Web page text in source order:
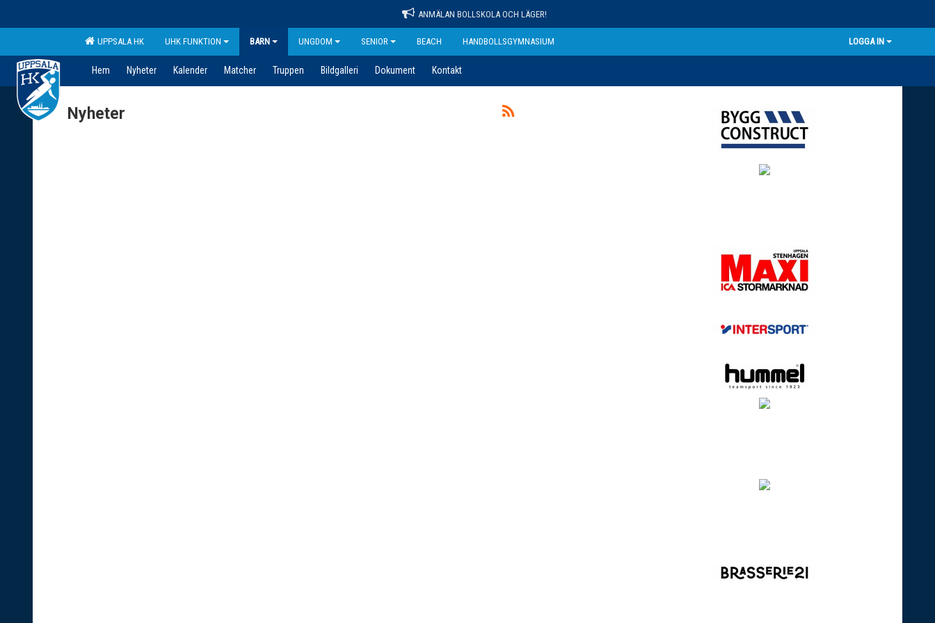
ANMÄLAN BOLLSKOLA OCH LÄGER!
UPPSALA HK UHK FUNKTION BARN UNGDOM SENIOR BEACH HANDBOLLSGYMNASIUM LOGGA IN
Hem Nyheter Kalender Matcher Truppen Bildgalleri Dokument Kontakt
Nyheter